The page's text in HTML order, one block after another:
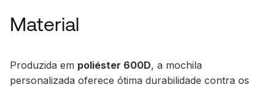
Material
Produzida em poliéster 600D, a mochila
personalizada oferece ótima durabilidade contra os